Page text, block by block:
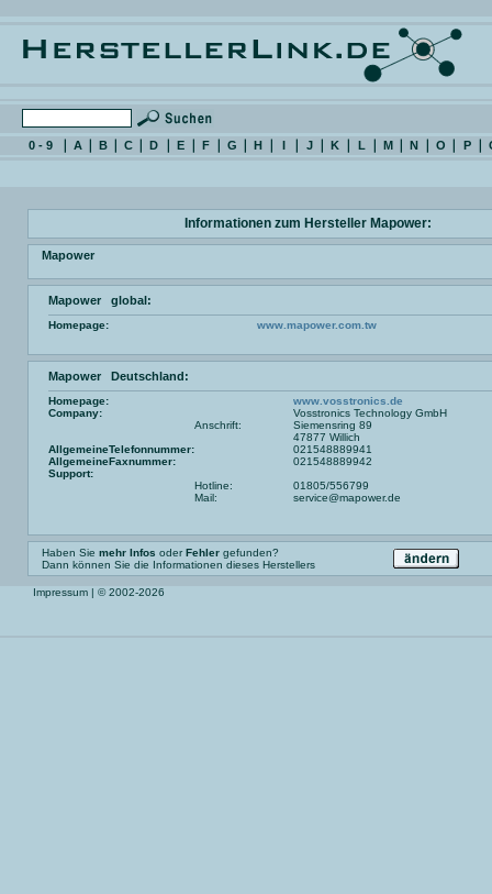
0 - 9 A B C D E F G H I J K L M N O P
Informationen zum Hersteller Mapower:
Mapower
Mapower global:
Homepage: www.mapower.com.tw
Mapower Deutschland:
Homepage:
www.vosstronics.de
Company:
Vosstronics Technology GmbH
Anschrift:
Siemensring 89
47877 Willich
AllgemeineTelefonnummer:
021548889941
AllgemeineFaxnummer:
021548889942
Support:
Hotline:
01805/556799
Mail:
service@mapower.de
Haben Sie mehr Infos oderFehler gefunden?
Dann können Sie die Informationen dieses Herstellers
Impressum | © 2002-2026